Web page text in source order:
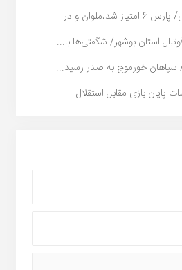
و در...
استان بوشهر/ شگفتی‌ها با...
خورموج به صدر رسید...
پایان بازی مقابل استقلال ...